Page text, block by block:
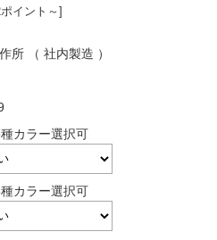
イント～]
所 （ 社内製造 ）
カラー選択可
カラー選択可